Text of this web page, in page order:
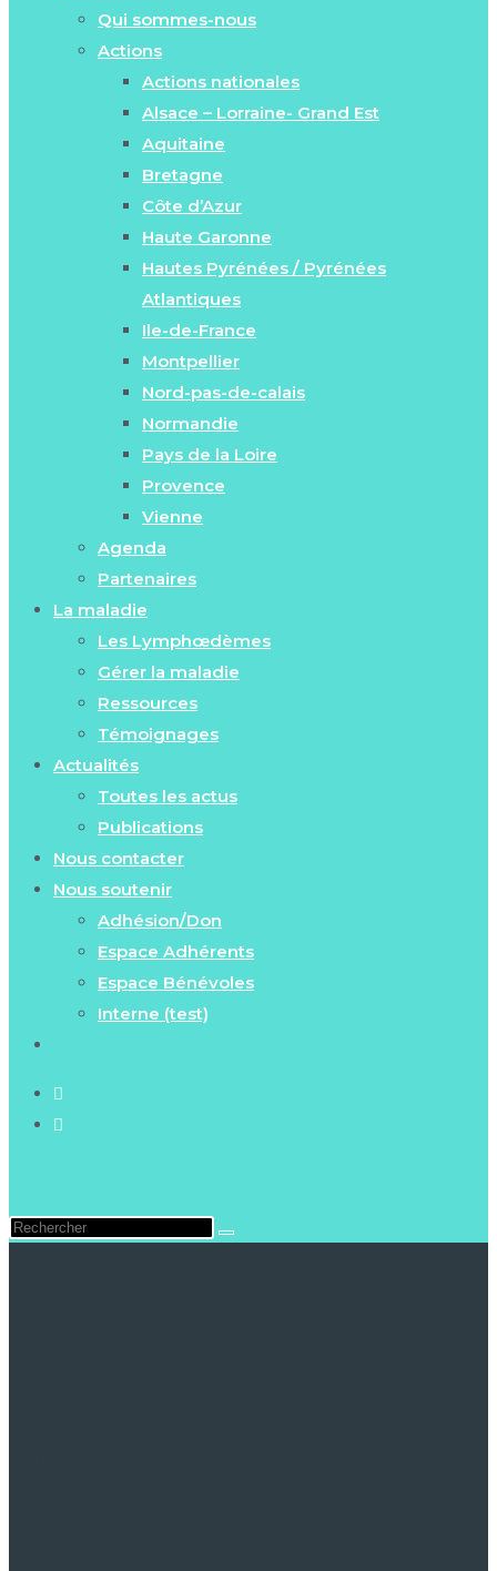
Qui sommes-nous
Actions
Actions nationales
Alsace – Lorraine- Grand Est
Aquitaine
Bretagne
Côte d’Azur
Haute Garonne
Hautes Pyrénées / Pyrénées
Atlantiques
Ile-de-France
Montpellier
Nord-pas-de-calais
Normandie
Pays de la Loire
Provence
Vienne
Agenda
Partenaires
La maladie
Les Lymphœdèmes
Gérer la maladie
Ressources
Témoignages
Actualités
Toutes les actus
Publications
Nous contacter
Nous soutenir
Adhésion/Don
Espace Adhérents
Espace Bénévoles
Interne (test)